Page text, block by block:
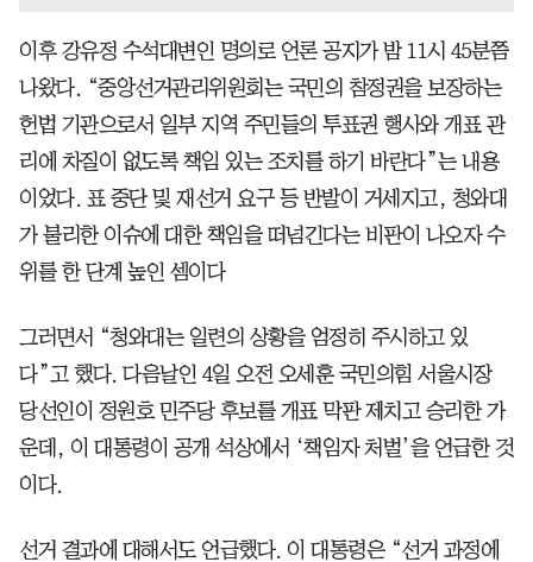
이후 강유정 수석대변인 명의로 언론 공지가 밤 11시 45분쯤
나왔다. “중앙선거관리위원회는 국민의 참정권을 보장하는
헌법 기관으로서 일부 지역 주민들의 투표권 행사와 개표 관
리에 차질이 없도록 책임 있는 조치를 하기 바란다”는 내용
이었다. 표 중단 및 재선거 요구 등 반발이 거세지고, 청와대
가 불리한 이슈에 대한 책임을 떠넘긴다는 비판이 나오자 수
위를 한 단계 높인 셈이다
그러면서 “청와대는 일련의 상황을 엄정히 주시하고 있
다”고 했다. 다음날인 4일 오전 오세훈 국민의힘 서울시장
당선인이 정원호 민주당 후보를 개표 막판 제치고 승리한 가
운데, 이 대통령이 공개 석상에서 ‘책임자 처벌’을 언급한 것
이다.
선거 결과에 대해서도 언급했다. 이 대통령은 “선거 과정에